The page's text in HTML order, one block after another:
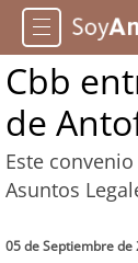
Cbb
de
Este
Asuntos
05 de Septiembre